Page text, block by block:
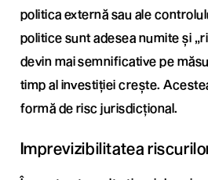
politica externă sau ale
politice sunt adesea numite și
devin mai semnificative pe
timp al investiției crește.
formă de risc jurisdicțional.
Imprevizibilitatea